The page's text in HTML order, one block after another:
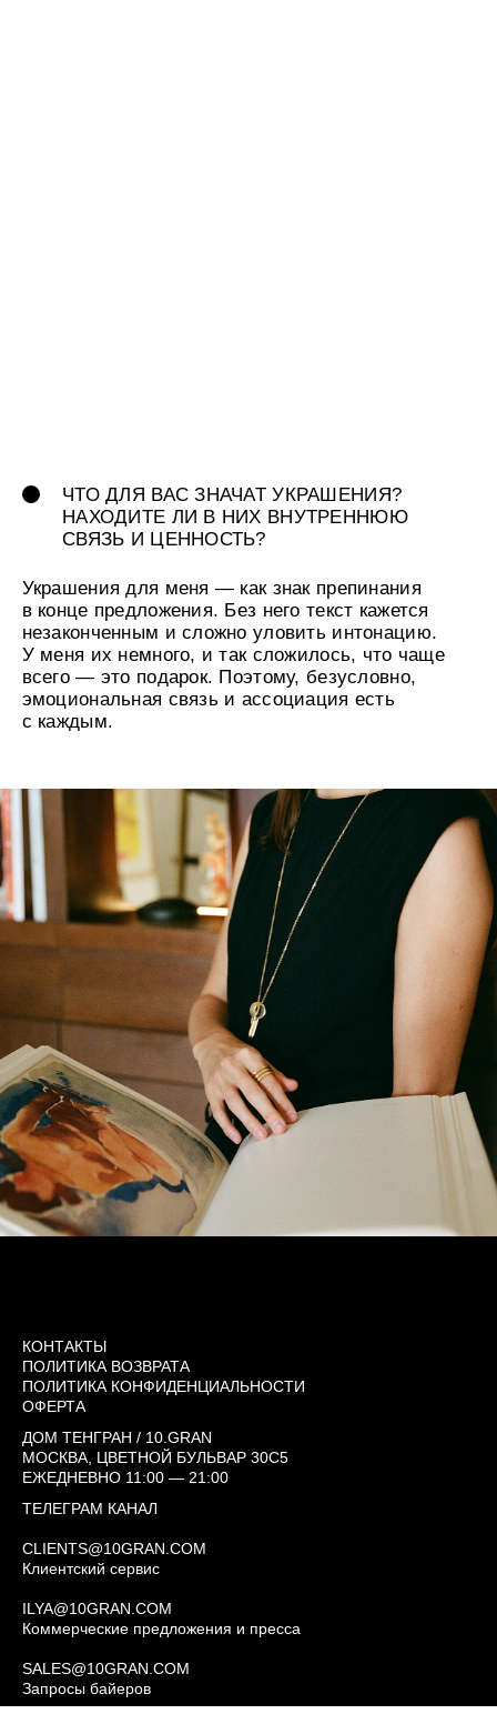
КОНТАКТЫ
ПОЛИТИКА ВОЗВРАТА
ПОЛИТИКА КОНФИДЕНЦИАЛЬНОСТИ
ОФЕРТА
ДОМ ТЕНГРАН / 10.GRAN
МОСКВА, ЦВЕТНОЙ БУЛЬВАР 30С5
ЕЖЕДНЕВНО 11:00 — 21:00
ТЕЛЕГРАМ КАНАЛ
CLIENTS@10GRAN.COM
Клиентский сервис
ILYA@10GRAN.COM
Коммерческие предложения и пресса
SALES@10GRAN.COM
Запросы байеров